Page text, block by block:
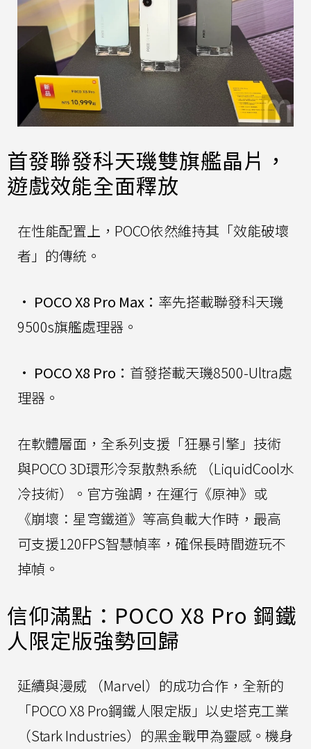
首發聯發科天璣雙旗艦晶片，
遊戲效能全面釋放
在性能配置上，POCO依然維持其「效能破壞
者」的傳統。
• POCO X8 Pro Max： 率先搭載聯發科天璣
9500s旗艦處理器。
• POCO X8 Pro： 首發搭載天璣8500-Ultra處
理器。
在軟體層面，全系列支援「狂暴引擎」技術
與POCO 3D環形冷泵散熱系統 （LiquidCool水
冷技術）。官方強調，在運行《原神》或
《崩壞：星穹鐵道》等高負載大作時，最高
可支援120FPS智慧幀率，確保長時間遊玩不
掉幀。
信仰滿點：POCO X8 Pro 鋼鐵
人限定版強勢回歸
延續與漫威 （Marvel）的成功合作，全新的
「POCO X8 Pro鋼鐵人限定版」以史塔克工業
（Stark Industries）的黑金戰甲為靈感。機身